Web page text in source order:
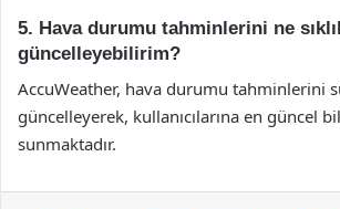
5. Hava durumu tahminlerini ne
güncelleyebilirim?
AccuWeather, hava durumu tahminlerini
güncelleyerek, kullanıcılarına en güncel
sunmaktadır.